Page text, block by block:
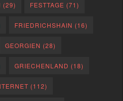
(29) FESTTAGE (71)
FRIEDRICHSHAIN (16)
GEORGIEN (28)
GRIECHENLAND (18)
(112)